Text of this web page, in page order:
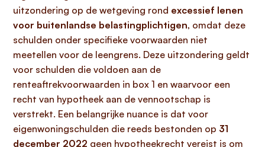
uitzondering op de wetgeving rond excessief lenen
voor buitenlandse belastingplichtigen, omdat deze
schulden onder specifieke voorwaarden niet
meetellen voor de leengrens. Deze uitzondering geldt
voor schulden die voldoen aan de
renteaftrekvoorwaarden in box 1 en waarvoor een
recht van hypotheek aan de vennootschap is
verstrekt. Een belangrijke nuance is dat voor
eigenwoningschulden die reeds bestonden op 31
december 2022 geen hypotheekrecht vereist is om